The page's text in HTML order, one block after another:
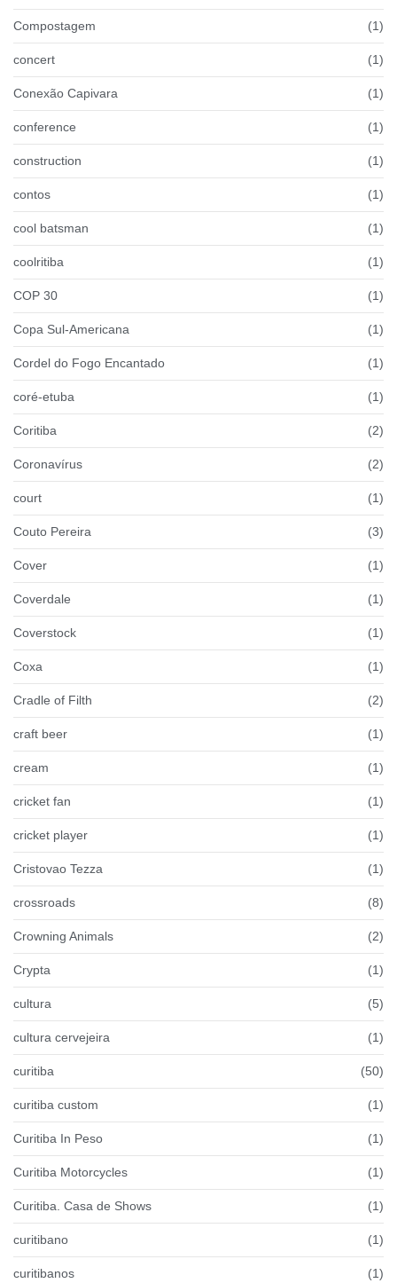
Compostagem (1)
concert (1)
Conexão Capivara (1)
conference (1)
construction (1)
contos (1)
cool batsman (1)
coolritiba (1)
COP 30 (1)
Copa Sul-Americana (1)
Cordel do Fogo Encantado (1)
coré-etuba (1)
Coritiba (2)
Coronavírus (2)
court (1)
Couto Pereira (3)
Cover (1)
Coverdale (1)
Coverstock (1)
Coxa (1)
Cradle of Filth (2)
craft beer (1)
cream (1)
cricket fan (1)
cricket player (1)
Cristovao Tezza (1)
crossroads (8)
Crowning Animals (2)
Crypta (1)
cultura (5)
cultura cervejeira (1)
curitiba (50)
curitiba custom (1)
Curitiba In Peso (1)
Curitiba Motorcycles (1)
Curitiba. Casa de Shows (1)
curitibano (1)
curitibanos (1)